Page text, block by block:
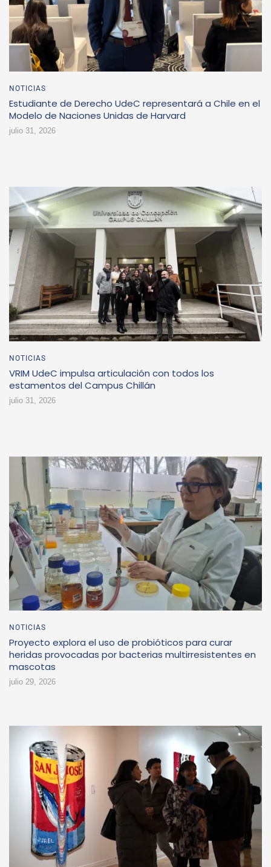
NOTICIAS
Estudiante de Derecho UdeC representará a Chile en el
Modelo de Naciones Unidas de Harvard
julio 31, 2026
NOTICIAS
VRIM UdeC impulsa articulación con todos los
estamentos del Campus Chillán
julio 31, 2026
NOTICIAS
Proyecto explora el uso de probióticos para curar
heridas provocadas por bacterias multirresistentes en
mascotas
julio 29, 2026